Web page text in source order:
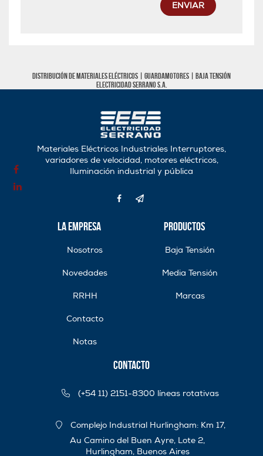
ENVIAR
Distribución de materiales eléctricos | Guardamotores | Baja tensión
Electricidad Serrano S.A.
Materiales Eléctricos Industriales Interruptores,
variadores de velocidad, motores eléctricos,
Iluminación industrial y pública
La Empresa
Nosotros
Novedades
RRHH
Contacto
Notas
Productos
Baja Tensión
Media Tensión
Marcas
Contacto
(+54 11) 2151-8300 líneas rotativas
Complejo Industrial Hurlingham: Km 17,
Au Camino del Buen Ayre, Lote 2,
Hurlingham, Buenos Aires